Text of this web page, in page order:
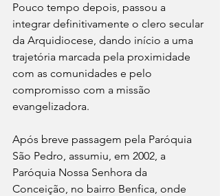
Pouco tempo depois, passou a
integrar definitivamente o clero secular
da Arquidiocese, dando início a uma
trajetória marcada pela proximidade
com as comunidades e pelo
compromisso com a missão
evangelizadora.
Após breve passagem pela Paróquia
São Pedro, assumiu, em 2002, a
Paróquia Nossa Senhora da
Conceição, no bairro Benfica, onde